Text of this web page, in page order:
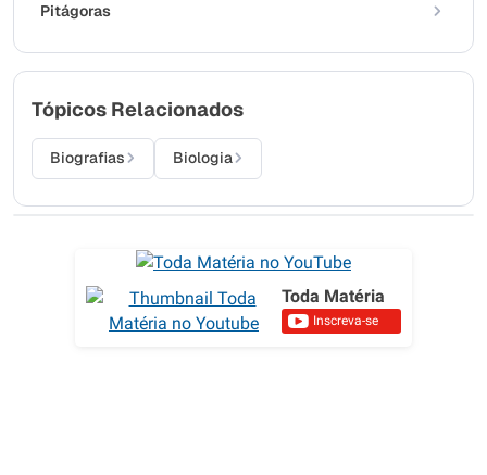
Pitágoras
Tópicos Relacionados
Biografias Biologia
Toda Matéria
Inscreva-se